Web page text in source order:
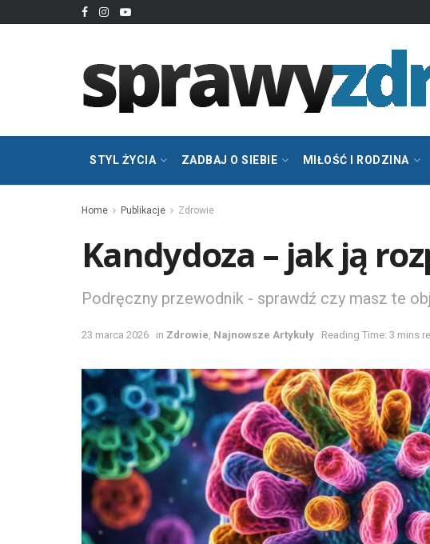
STYL ŻYCIA ZADBAJ O SIEBIE MIŁOŚĆ I RODZINA
Home Publikacje Zdrowie
Kandydoza – jak ją
Podręczny przewodnik - sprawdź czy masz te
23 marca 2026 in Zdrowie Najnowsze Artykuły Reading Time: 3 mins